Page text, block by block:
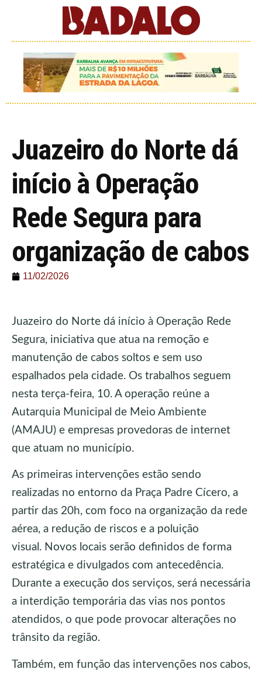
Juazeiro do Norte dá
início à Operação
Rede Segura para
organização de cabos
11/02/2026
Juazeiro do Norte dá início à Operação Rede
Segura, iniciativa que atua na remoção e
manutenção de cabos soltos e sem uso
espalhados pela cidade. Os trabalhos seguem
nesta terça-feira, 10. A operação reúne a
Autarquia Municipal de Meio Ambiente
(AMAJU) e empresas provedoras de internet
que atuam no município.
As primeiras intervenções estão sendo
realizadas no entorno da Praça Padre Cícero, a
partir das 20h, com foco na organização da rede
aérea, a redução de riscos e a poluição
visual. Novos locais serão definidos de forma
estratégica e divulgados com antecedência.
Durante a execução dos serviços, será necessária
a interdição temporária das vias nos pontos
atendidos, o que pode provocar alterações no
trânsito da região.
Também, em função das intervenções nos cabos,